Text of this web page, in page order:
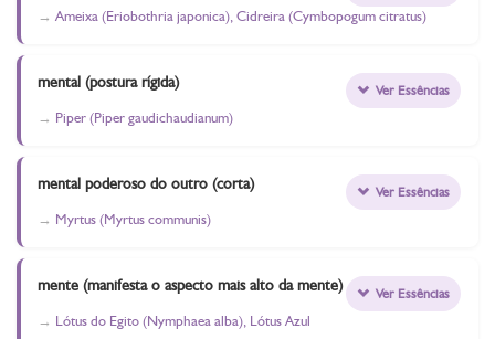
Ameixa (Eriobothria japonica), Cidreira (Cymbopogum citratus)
mental (postura rígida)
Piper (Piper gaudichaudianum)
Ver Essências
mental poderoso do outro (corta)
Myrtus (Myrtus communis)
Ver Essências
mente (manifesta o aspecto mais alto da mente)
Lótus do Egito (Nymphaea alba), Lótus Azul
Ver Essências